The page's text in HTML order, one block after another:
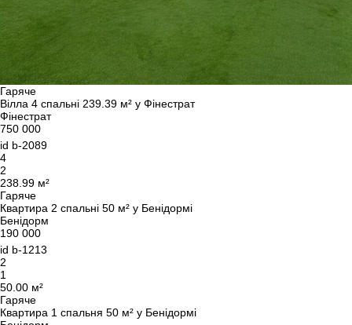
Гаряче
Вілла 4 спальні 239.39 м² у Фінестрат
Фінестрат
750 000
id b-2089
4
2
238.99 м²
Гаряче
Квартира 2 спальні 50 м² у Бенідормі
Бенідорм
190 000
id b-1213
2
1
50.00 м²
Гаряче
Квартира 1 спальня 50 м² у Бенідормі